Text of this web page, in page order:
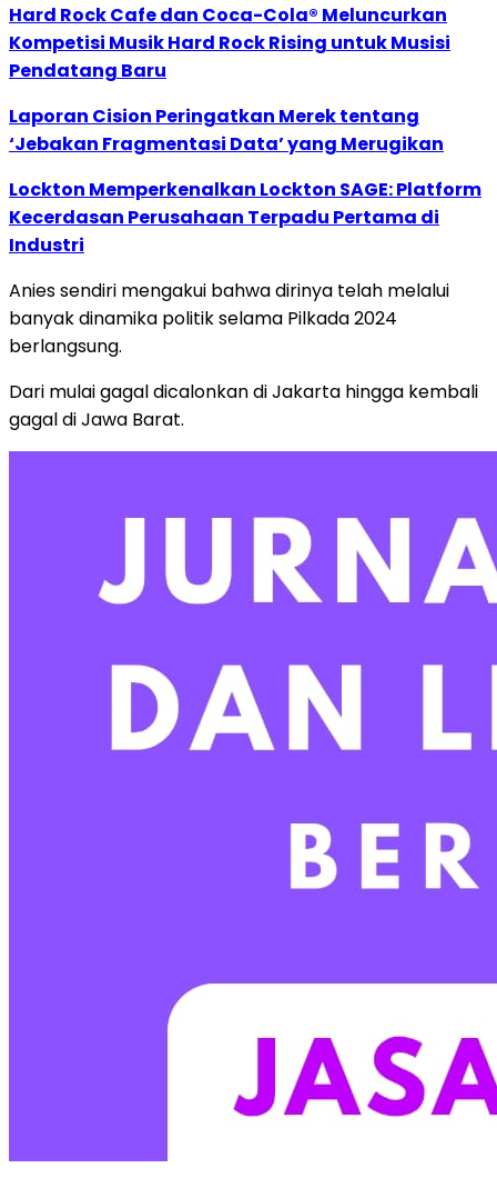
Hard Rock Cafe dan Coca-Cola® Meluncurkan
Kompetisi Musik Hard Rock Rising untuk Musisi
Pendatang Baru
Laporan Cision Peringatkan Merek tentang
‘Jebakan Fragmentasi Data’ yang Merugikan
Lockton Memperkenalkan Lockton SAGE: Platform
Kecerdasan Perusahaan Terpadu Pertama di
Industri
Anies sendiri mengakui bahwa dirinya telah melalui
banyak dinamika politik selama Pilkada 2024
berlangsung.
Dari mulai gagal dicalonkan di Jakarta hingga kembali
gagal di Jawa Barat.